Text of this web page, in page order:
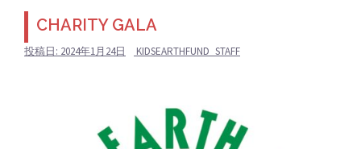
CHARITY GALA
投稿日: 2024年1月24日 KIDSEARTHFUND_STAFF